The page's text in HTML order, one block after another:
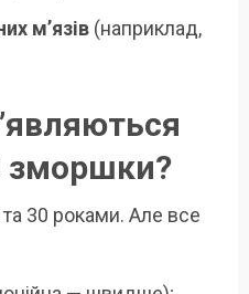
м’язів (наприклад,
зморшки?
30 роками. Але все